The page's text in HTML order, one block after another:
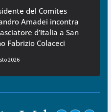
del Comites
Amadei incontra
d’Italia a San
Fabrizio Colaceci
2026